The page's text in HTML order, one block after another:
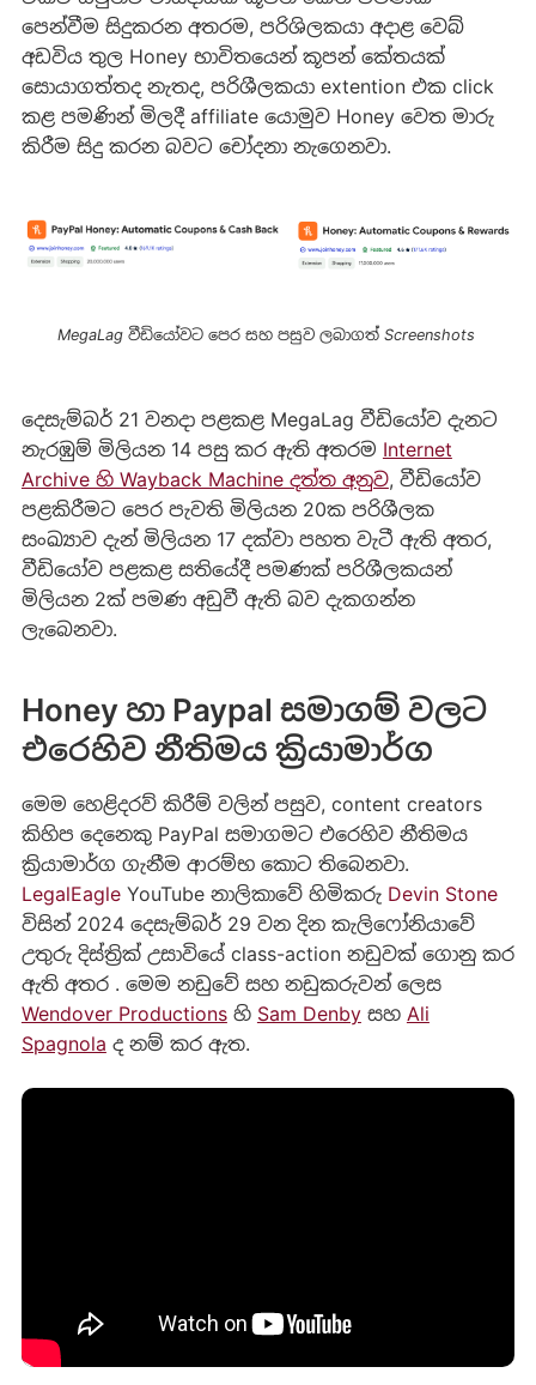
පෙන්වීම සිදුකරන අතරම, පරිශිලකයා අදාළ වෙබ්
අඩවිය තුල Honey භාවිතයෙන් කූපන් කේතයක්
සොයාගත්තද නැතද, පරිශීලකයා extention එක click
කළ පමණින් මිලදී affiliate යොමුව Honey වෙත මාරු
කිරීම සිදු කරන බවට චෝදනා නැගෙනවා.
MegaLag වීඩියෝවට පෙර සහ පසුව ලබාගත් Screenshots
දෙසැම්බර් 21 වනදා පළකළ MegaLag වීඩියෝව දැනට
නැරඹුම් මිලියන 14 පසු කර ඇති අතරම Internet
Archive හි Wayback Machine දත්ත අනුව, වීඩියෝව
පළකිරීමට පෙර පැවති මිලියන 20ක පරිශීලක
සංඛ්‍යාව දැන් මිලියන 17 දක්වා පහත වැටී ඇති අතර,
වීඩියෝව පළකළ සතියේදී පමණක් පරිශීලකයන්
මිලියන 2ක් පමණ අඩුවී ඇති බව දැකගන්න
ලැබෙනවා.
Honey හා Paypal සමාගම් වලට
එරෙහිව නීතිමය ක්‍රියාමාර්ග
මෙම හෙළිදරව් කිරීම් වලින් පසුව, content creators
කිහිප දෙනෙකු PayPal සමාගමට එරෙහිව නීතිමය
ක්‍රියාමාර්ග ගැනීම ආරම්භ කොට තිබෙනවා.
LegalEagle YouTube නාලිකාවේ හිමිකරු Devin Stone
විසින් 2024 දෙසැම්බර් 29 වන දින කැලිෆෝනියාවේ
උතුරු දිස්ත්‍රික් උසාවියේ class-action නඩුවක් ගොනු කර
ඇති අතර . මෙම නඩුවේ සහ නඩුකරුවන් ලෙස
Wendover Productionsහි Sam Denbyසහ Ali
Spagnola ද නම් කර ඇත.